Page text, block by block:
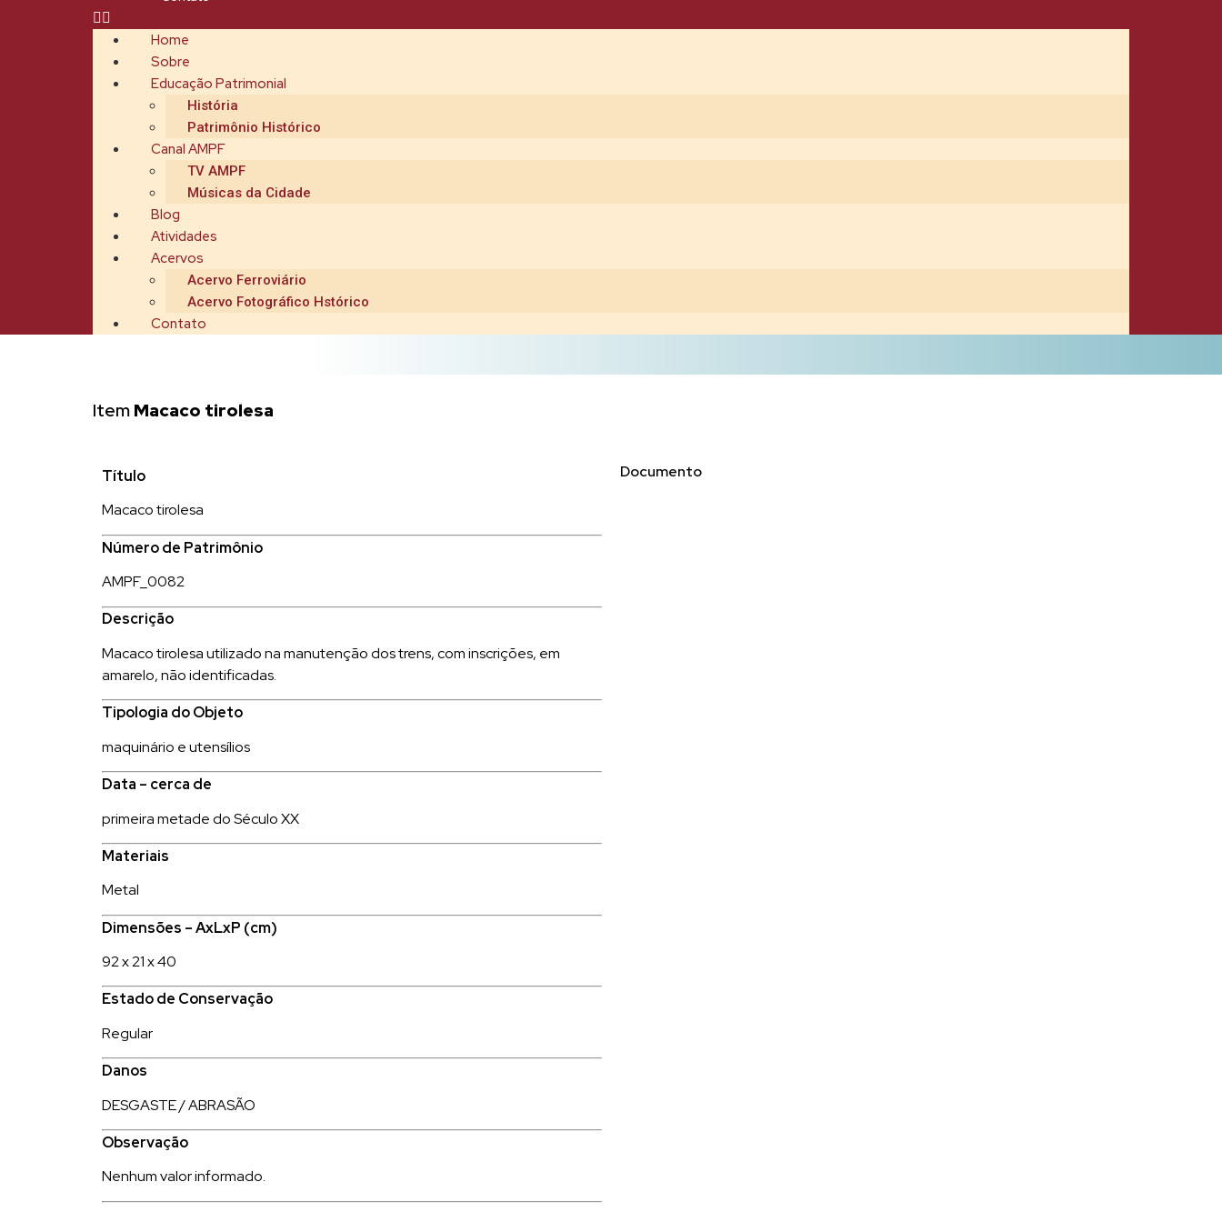
Home
Sobre
Educação Patrimonial
História
Patrimônio Histórico
Canal AMPF
TV AMPF
Músicas da Cidade
Blog
Atividades
Acervos
Acervo Ferroviário
Acervo Fotográfico Hstórico
Contato
Item Macaco tirolesa
Título
Macaco tirolesa
Número de Patrimônio
AMPF_0082
Descrição
Macaco tirolesa utilizado na manutenção dos trens, com inscrições, em
amarelo, não identificadas.
Tipologia do Objeto
maquinário e utensílios
Data – cerca de
primeira metade do Século XX
Materiais
Metal
Dimensões – AxLxP (cm)
92 x 21 x 40
Estado de Conservação
Regular
Danos
DESGASTE / ABRASÃO
Observação
Nenhum valor informado.
Documento